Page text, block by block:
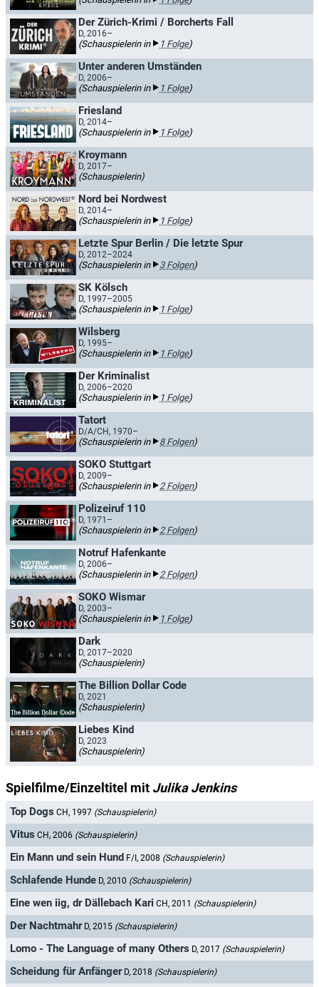
Der Zürich-Krimi / Borcherts Fall
D, 2016–
(Schauspielerin in 1 Folge)
Unter anderen Umständen
D, 2006–
(Schauspielerin in 1 Folge)
Friesland
D, 2014–
(Schauspielerin in 1 Folge)
Kroymann
D, 2017–
(Schauspielerin)
Nord bei Nordwest
D, 2014–
(Schauspielerin in 1 Folge)
Letzte Spur Berlin / Die letzte Spur
D, 2012–2024
(Schauspielerin in 3 Folgen)
SK Kölsch
D, 1997–2005
(Schauspielerin in 1 Folge)
Wilsberg
D, 1995–
(Schauspielerin in 1 Folge)
Der Kriminalist
D, 2006–2020
(Schauspielerin in 1 Folge)
Tatort
D/A/CH, 1970–
(Schauspielerin in 8 Folgen)
SOKO Stuttgart
D, 2009–
(Schauspielerin in 2 Folgen)
Polizeiruf 110
D, 1971–
(Schauspielerin in 2 Folgen)
Notruf Hafenkante
D, 2006–
(Schauspielerin in 2 Folgen)
SOKO Wismar
D, 2003–
(Schauspielerin in 1 Folge)
Dark
D, 2017–2020
(Schauspielerin)
The Billion Dollar Code
D, 2021
(Schauspielerin)
Liebes Kind
D, 2023
(Schauspielerin)
Spielfilme/Einzeltitel mit Julika Jenkins
Top Dogs CH, 1997 (Schauspielerin)
Vitus CH, 2006 (Schauspielerin)
Ein Mann und sein Hund F/I, 2008 (Schauspielerin)
Schlafende Hunde D, 2010 (Schauspielerin)
Eine wen iig, dr Dällebach Kari CH, 2011 (Schauspielerin)
Der Nachtmahr D, 2015 (Schauspielerin)
Lomo - The Language of many Others D, 2017 (Schauspielerin)
Scheidung für Anfänger D, 2018 (Schauspielerin)